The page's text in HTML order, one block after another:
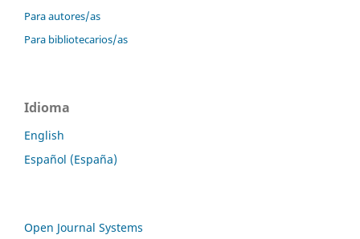
Para autores/as
Para bibliotecarios/as
Idioma
English
Español (España)
Open Journal Systems